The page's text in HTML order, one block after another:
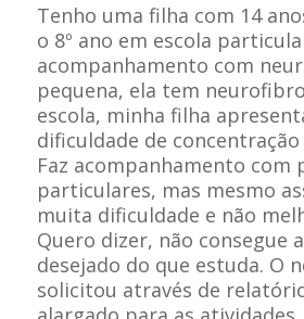
Tenho uma filha com 14
o 8º ano em escola
acompanhamento com
pequena, ela tem
escola, minha filha
dificuldade de
Faz acompanhamento com
particulares, mas mesmo
muita dificuldade e não
Quero dizer, não consegue
desejado do que estuda. O
solicitou através de